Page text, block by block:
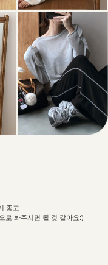
좋고
로 봐주시면 될 것 같아요:)